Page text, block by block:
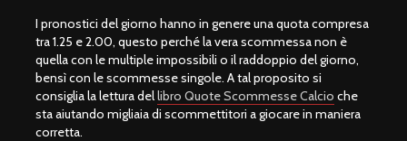
I pronostici del giorno hanno in genere una quota compresa
tra 1.25 e 2.00, questo perché la vera scommessa non è
quella con le multiple impossibili o il raddoppio del giorno,
bensì con le scommesse singole. A tal proposito si
consiglia la lettura dellibro Quote Scommesse Calcio che
sta aiutando migliaia di scommettitori a giocare in maniera
corretta.